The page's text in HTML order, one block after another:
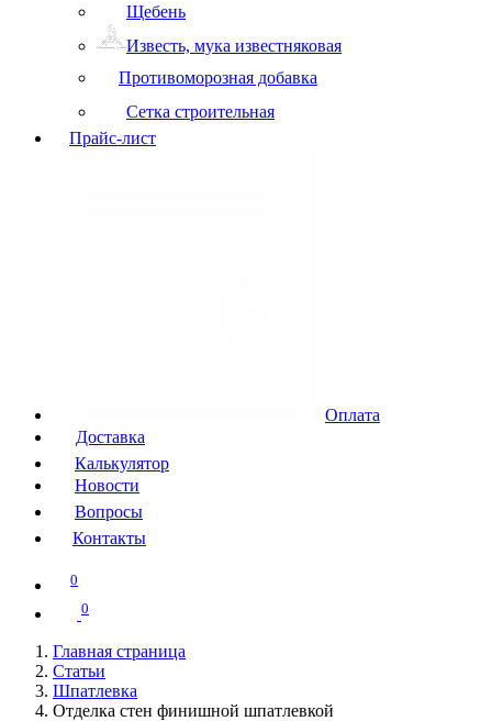
Щебень
Известь, мука известняковая
Противоморозная добавка
Сетка строительная
Прайс-лист
Оплата
Доставка
Калькулятор
Новости
Вопросы
Контакты
0
0
Главная страница
Статьи
Шпатлевка
Отделка стен финишной шпатлевкой